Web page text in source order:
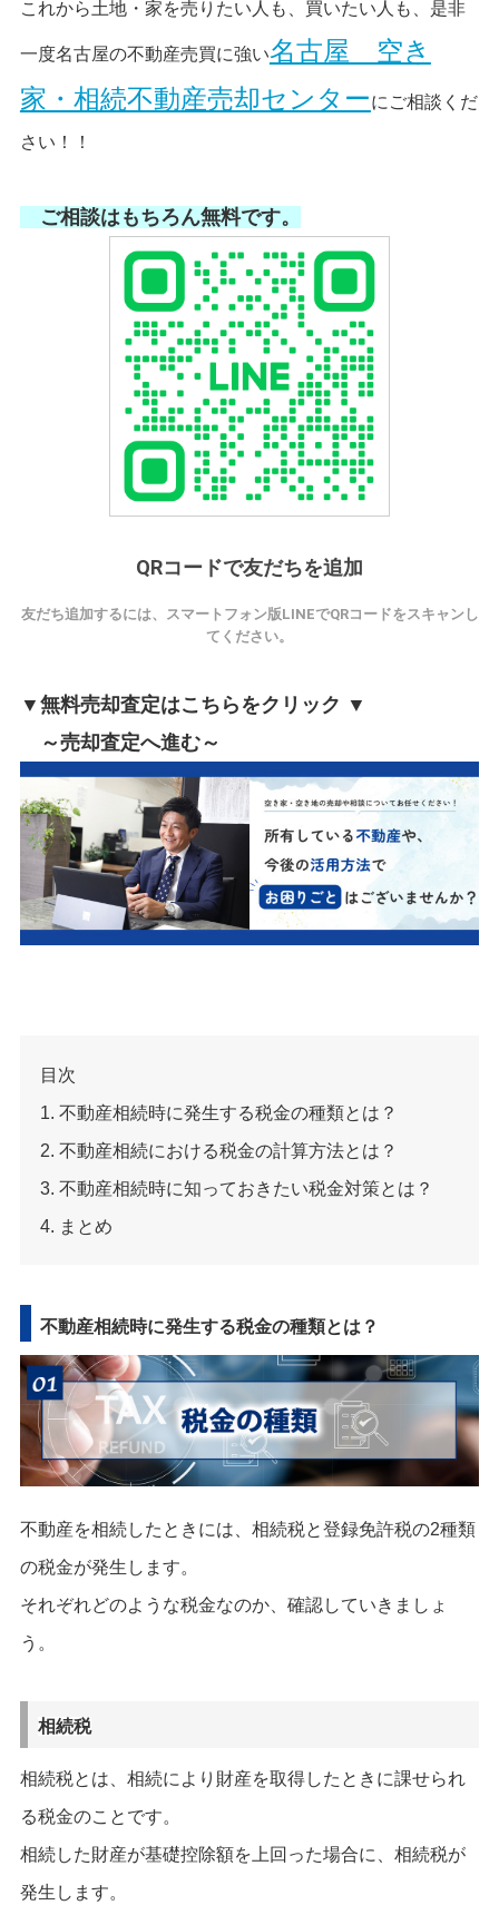
これから土地・家を売りたい人も、買いたい人も、是非
一度名古屋の不動産売買に強い名古屋 空き
家・相続不動産売却センターにご相談くだ
さい！！
ご相談はもちろん無料です。
QRコードで友だちを追加
友だち追加するには、スマートフォン版LINEでQRコードをスキャンし
てください。
▼無料売却査定はこちらをクリック ▼
～売却査定へ進む～
目次
1. 不動産相続時に発生する税金の種類とは？
2. 不動産相続における税金の計算方法とは？
3. 不動産相続時に知っておきたい税金対策とは？
4. まとめ
不動産相続時に発生する税金の種類とは？
不動産を相続したときには、相続税と登録免許税の2種類
の税金が発生します。
それぞれどのような税金なのか、確認していきましょ
う。
相続税
相続税とは、相続により財産を取得したときに課せられ
る税金のことです。
相続した財産が基礎控除額を上回った場合に、相続税が
発生します。